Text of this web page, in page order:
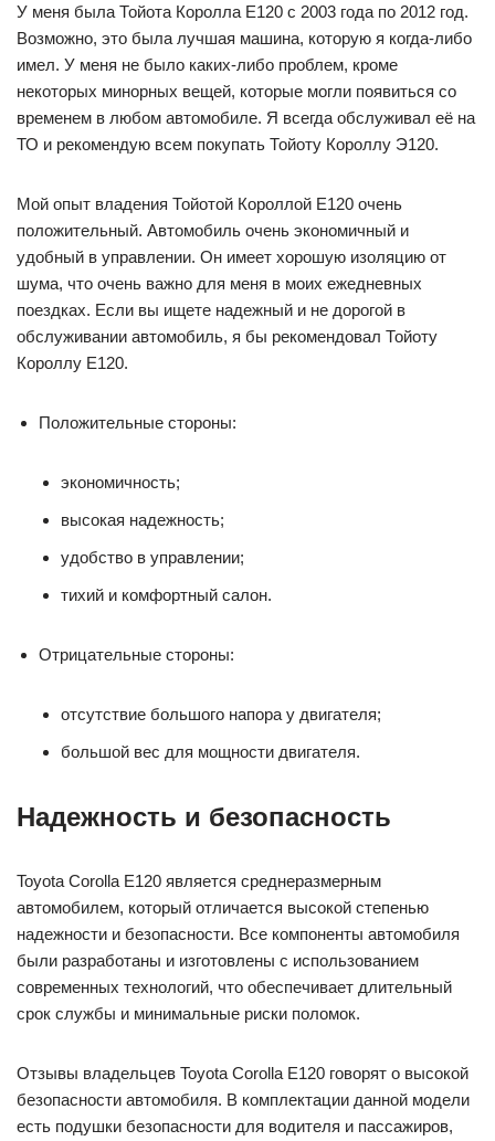
У меня была Тойота Королла Е120 с 2003 года по 2012 год.
Возможно, это была лучшая машина, которую я когда-либо
имел. У меня не было каких-либо проблем, кроме
некоторых минорных вещей, которые могли появиться со
временем в любом автомобиле. Я всегда обслуживал её на
ТО и рекомендую всем покупать Тойоту Короллу Э120.
Мой опыт владения Тойотой Короллой Е120 очень
положительный. Автомобиль очень экономичный и
удобный в управлении. Он имеет хорошую изоляцию от
шума, что очень важно для меня в моих ежедневных
поездках. Если вы ищете надежный и не дорогой в
обслуживании автомобиль, я бы рекомендовал Тойоту
Короллу Е120.
Положительные стороны:
экономичность;
высокая надежность;
удобство в управлении;
тихий и комфортный салон.
Отрицательные стороны:
отсутствие большого напора у двигателя;
большой вес для мощности двигателя.
Надежность и безопасность
Toyota Corolla E120 является среднеразмерным
автомобилем, который отличается высокой степенью
надежности и безопасности. Все компоненты автомобиля
были разработаны и изготовлены с использованием
современных технологий, что обеспечивает длительный
срок службы и минимальные риски поломок.
Отзывы владельцев Toyota Corolla E120 говорят о высокой
безопасности автомобиля. В комплектации данной модели
есть подушки безопасности для водителя и пассажиров,